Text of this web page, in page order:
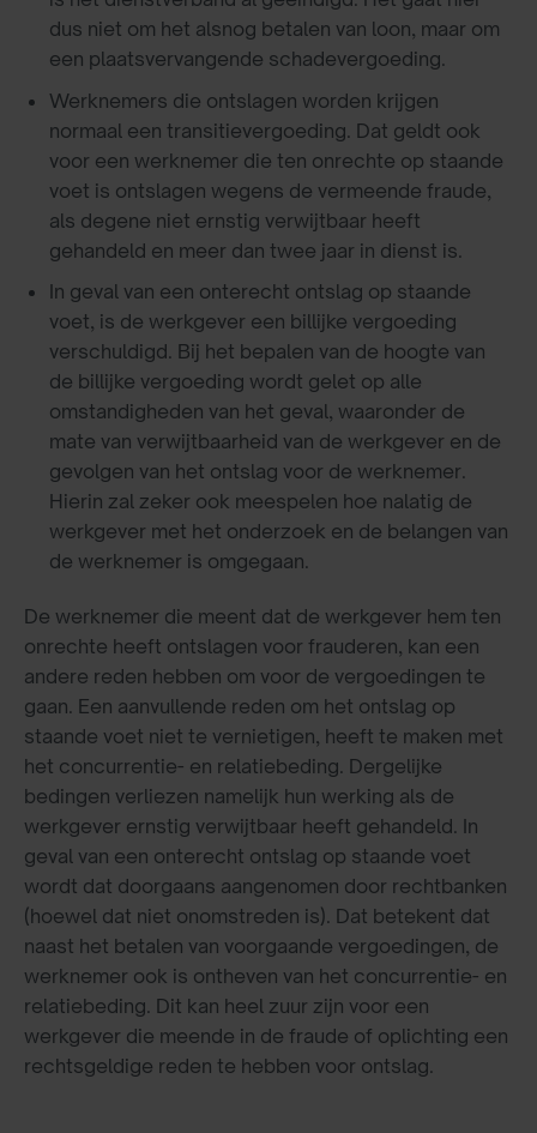
dus niet om het alsnog betalen van loon, maar om
een plaatsvervangende schadevergoeding.
Werknemers die ontslagen worden krijgen
normaal een transitievergoeding. Dat geldt ook
voor een werknemer die ten onrechte op staande
voet is ontslagen wegens de vermeende fraude,
als degene niet ernstig verwijtbaar heeft
gehandeld en meer dan twee jaar in dienst is.
In geval van een onterecht ontslag op staande
voet, is de werkgever een billijke vergoeding
verschuldigd. Bij het bepalen van de hoogte van
de billijke vergoeding wordt gelet op alle
omstandigheden van het geval, waaronder de
mate van verwijtbaarheid van de werkgever en de
gevolgen van het ontslag voor de werknemer.
Hierin zal zeker ook meespelen hoe nalatig de
werkgever met het onderzoek en de belangen van
de werknemer is omgegaan.
De werknemer die meent dat de werkgever hem ten
onrechte heeft ontslagen voor frauderen, kan een
andere reden hebben om voor de vergoedingen te
gaan. Een aanvullende reden om het ontslag op
staande voet niet te vernietigen, heeft te maken met
het concurrentie- en relatiebeding. Dergelijke
bedingen verliezen namelijk hun werking als de
werkgever ernstig verwijtbaar heeft gehandeld. In
geval van een onterecht ontslag op staande voet
wordt dat doorgaans aangenomen door rechtbanken
(hoewel dat niet onomstreden is). Dat betekent dat
naast het betalen van voorgaande vergoedingen, de
werknemer ook is ontheven van het concurrentie- en
relatiebeding. Dit kan heel zuur zijn voor een
werkgever die meende in de fraude of oplichting een
rechtsgeldige reden te hebben voor ontslag.